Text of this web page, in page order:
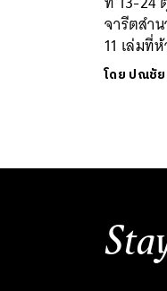
จารีตสำ
11 เล่มที่
โดย ปณชัย